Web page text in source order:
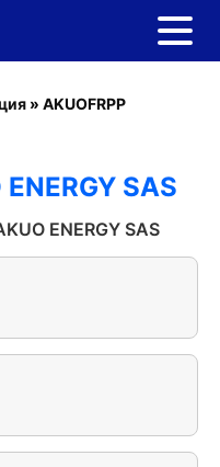
» AKUOFRPP
SAS
ENERGY SAS